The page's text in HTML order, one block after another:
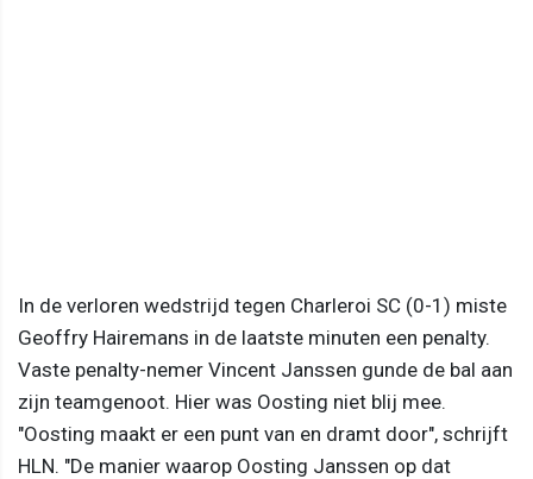
In de verloren wedstrijd tegen Charleroi SC (0-1) miste
Geoffry Hairemans in de laatste minuten een penalty.
Vaste penalty-nemer Vincent Janssen gunde de bal aan
zijn teamgenoot. Hier was Oosting niet blij mee.
"Oosting maakt er een punt van en dramt door", schrijft
HLN. "De manier waarop Oosting Janssen op dat